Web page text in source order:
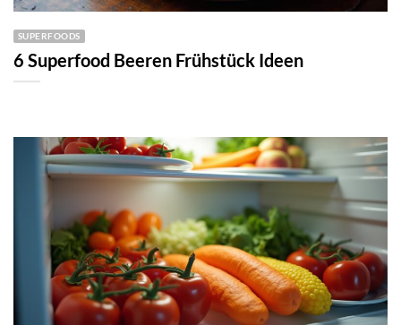
SUPERFOODS
6 Superfood Beeren Frühstück Ideen